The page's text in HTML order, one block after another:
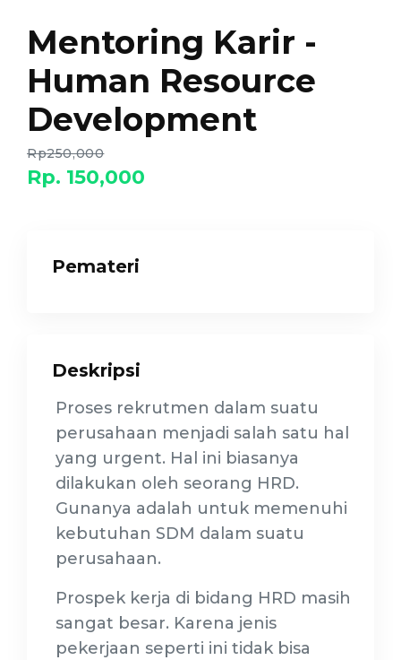
Mentoring Karir -
Human Resource
Development
Rp250,000
Rp. 150,000
Pemateri
Deskripsi
Proses rekrutmen dalam suatu
perusahaan menjadi salah satu hal
yang urgent. Hal ini biasanya
dilakukan oleh seorang HRD.
Gunanya adalah untuk memenuhi
kebutuhan SDM dalam suatu
perusahaan.
Prospek kerja di bidang HRD masih
sangat besar. Karena jenis
pekerjaan seperti ini tidak bisa